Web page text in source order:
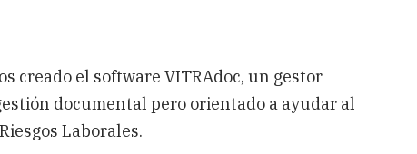
creado el software VITRAdoc, un gestor
documental pero orientado a ayudar al
Laborales.